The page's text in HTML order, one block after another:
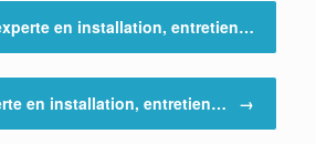
en installation, entretien…
en installation, entretien… →